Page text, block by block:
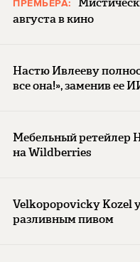
ПРЕМЬЕРА:
августа в кино
Настю Ивлееву
все она!», заменив ее
Мебельный ретейлер
на Wildberries
Velkopopovicky Kozel
разливным пивом